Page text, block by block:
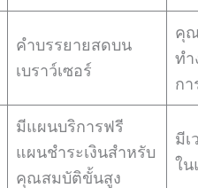
คำบรรยายสดบน
เบราว์เซอร์
คุ
ท
ก
มีแผนบริการฟรี
แผนชำระเงินสำหรับ
คุณสมบัติขั้นสูง
มี
ใน